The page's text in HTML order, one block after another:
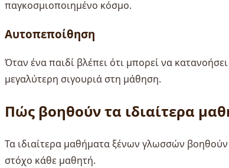
παγκοσμιοποιημένο κόσμο.
Αυτοπεποίθηση
Όταν ένα παιδί βλέπει ότι μπορεί να
μεγαλύτερη σιγουριά στη μάθηση.
Πώς βοηθούν τα ιδιαίτερα
Τα ιδιαίτερα μαθήματα ξένων γλωσσών
στόχο κάθε μαθητή.